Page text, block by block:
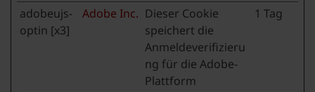
adobeujs-
optin [x3]
Adobe Inc. Dieser Cookie
speichert die
Anmeldeverifizieru
ng für die Adobe-
Plattform
1 Tag